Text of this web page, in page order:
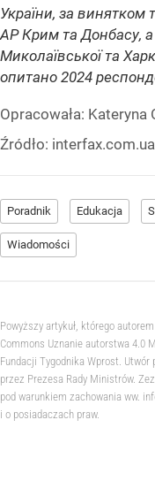
України, за винятком
АР Крим та Донбасу, а
Миколаївської та
опитано 2024
Opracowała: Kateryna
Źródło: interfax.com.ua
Poradnik Edukacja
Wiadomości
Powyższy artykuł, którego
Commons Uznanie autorstwa 4.0
Fundacji Tygodnika Wprost.
przez Prezesa Rady Ministrów.
pod warunkiem zachowania ww.
i o posiadaczach praw.